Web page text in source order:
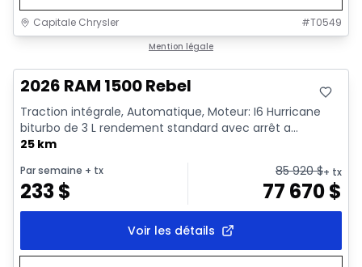
Capitale Chrysler #T0549
Mention légale
2026 RAM 1500 Rebel
Traction intégrale, Automatique, Moteur: I6 Hurricane
biturbo de 3 L rendement standard avec arrêt a...
25 km
Par semaine + tx
233$
85 920$+ tx
77 670$
Voir les détails